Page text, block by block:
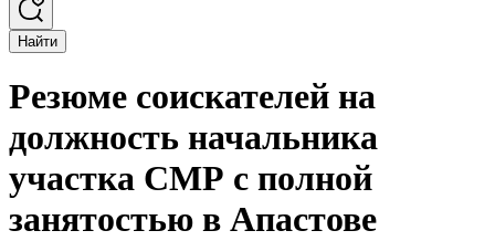
Найти
Резюме соискателей на
должность начальника
участка СМР с полной
занятостью в Апастове